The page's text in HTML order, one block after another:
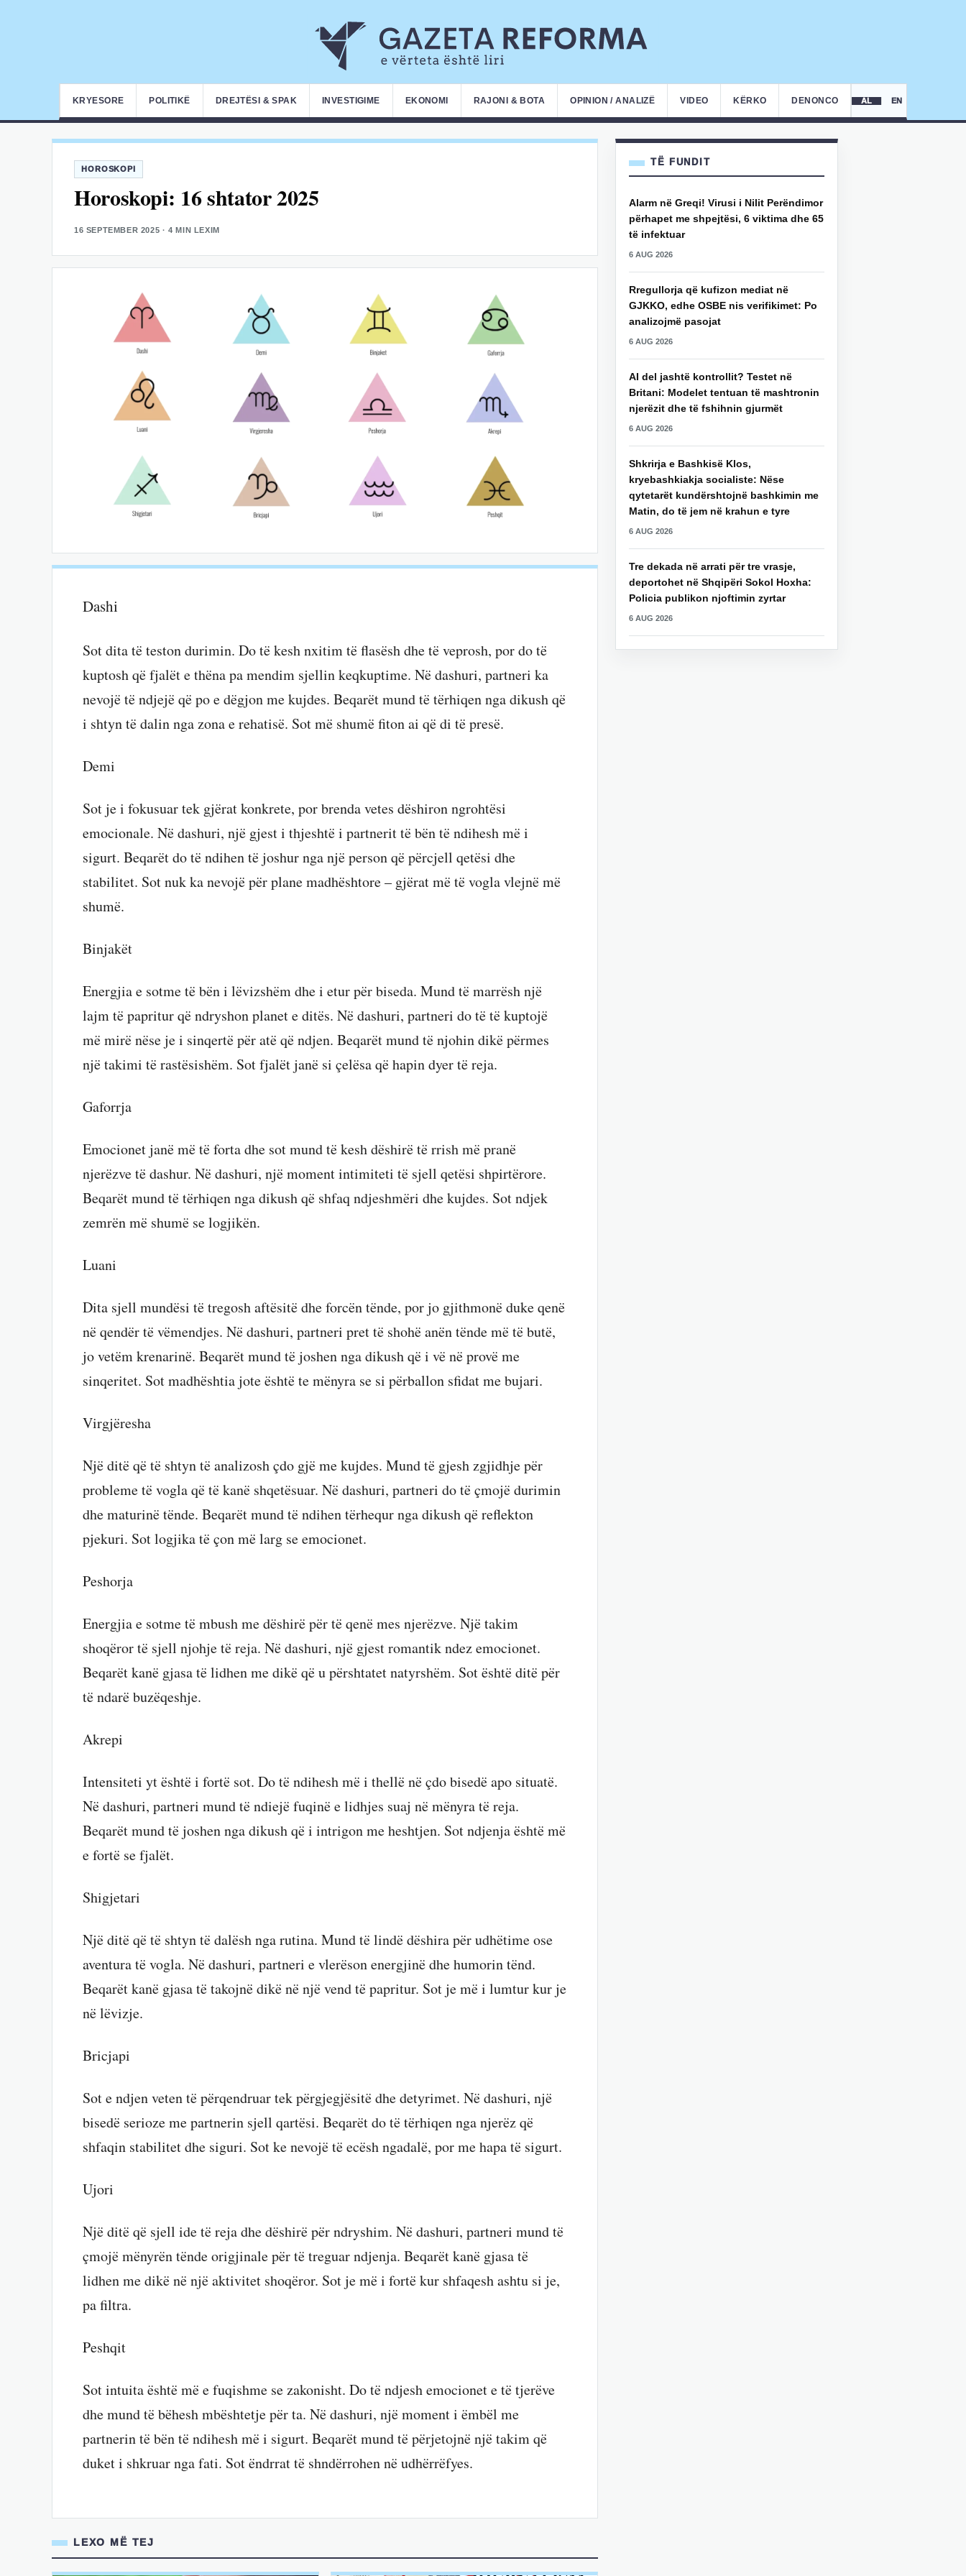
KRYESORE POLITIKË DREJTËSI & SPAK INVESTIGIME EKONOMI RAJONI & BOTA OPINION / ANALIZË VIDEO KËRKO DENONCO AL EN
HOROSKOPI
Horoskopi: 16 shtator 2025
16 SEPTEMBER 2025 · 4 MIN LEXIM
Dashi
Sot dita të teston durimin. Do të kesh nxitim të flasësh dhe të veprosh, por do të
kuptosh që fjalët e thëna pa mendim sjellin keqkuptime. Në dashuri, partneri ka
nevojë të ndjejë që po e dëgjon me kujdes. Beqarët mund të tërhiqen nga dikush që
i shtyn të dalin nga zona e rehatisë. Sot më shumë fiton ai që di të presë.
Demi
Sot je i fokusuar tek gjërat konkrete, por brenda vetes dëshiron ngrohtësi
emocionale. Në dashuri, një gjest i thjeshtë i partnerit të bën të ndihesh më i
sigurt. Beqarët do të ndihen të joshur nga një person që përcjell qetësi dhe
stabilitet. Sot nuk ka nevojë për plane madhështore – gjërat më të vogla vlejnë më
shumë.
Binjakët
Energjia e sotme të bën i lëvizshëm dhe i etur për biseda. Mund të marrësh një
lajm të papritur që ndryshon planet e ditës. Në dashuri, partneri do të të kuptojë
më mirë nëse je i sinqertë për atë që ndjen. Beqarët mund të njohin dikë përmes
një takimi të rastësishëm. Sot fjalët janë si çelësa që hapin dyer të reja.
Gaforrja
Emocionet janë më të forta dhe sot mund të kesh dëshirë të rrish më pranë
njerëzve të dashur. Në dashuri, një moment intimiteti të sjell qetësi shpirtërore.
Beqarët mund të tërhiqen nga dikush që shfaq ndjeshmëri dhe kujdes. Sot ndjek
zemrën më shumë se logjikën.
Luani
Dita sjell mundësi të tregosh aftësitë dhe forcën tënde, por jo gjithmonë duke qenë
në qendër të vëmendjes. Në dashuri, partneri pret të shohë anën tënde më të butë,
jo vetëm krenarinë. Beqarët mund të joshen nga dikush që i vë në provë me
sinqeritet. Sot madhështia jote është te mënyra se si përballon sfidat me bujari.
Virgjëresha
Një ditë që të shtyn të analizosh çdo gjë me kujdes. Mund të gjesh zgjidhje për
probleme të vogla që të kanë shqetësuar. Në dashuri, partneri do të çmojë durimin
dhe maturinë tënde. Beqarët mund të ndihen tërhequr nga dikush që reflekton
pjekuri. Sot logjika të çon më larg se emocionet.
Peshorja
Energjia e sotme të mbush me dëshirë për të qenë mes njerëzve. Një takim
shoqëror të sjell njohje të reja. Në dashuri, një gjest romantik ndez emocionet.
Beqarët kanë gjasa të lidhen me dikë që u përshtatet natyrshëm. Sot është ditë për
të ndarë buzëqeshje.
Akrepi
Intensiteti yt është i fortë sot. Do të ndihesh më i thellë në çdo bisedë apo situatë.
Në dashuri, partneri mund të ndiejë fuqinë e lidhjes suaj në mënyra të reja.
Beqarët mund të joshen nga dikush që i intrigon me heshtjen. Sot ndjenja është më
e fortë se fjalët.
Shigjetari
Një ditë që të shtyn të dalësh nga rutina. Mund të lindë dëshira për udhëtime ose
aventura të vogla. Në dashuri, partneri e vlerëson energjinë dhe humorin tënd.
Beqarët kanë gjasa të takojnë dikë në një vend të papritur. Sot je më i lumtur kur je
në lëvizje.
Bricjapi
Sot e ndjen veten të përqendruar tek përgjegjësitë dhe detyrimet. Në dashuri, një
bisedë serioze me partnerin sjell qartësi. Beqarët do të tërhiqen nga njerëz që
shfaqin stabilitet dhe siguri. Sot ke nevojë të ecësh ngadalë, por me hapa të sigurt.
Ujori
Një ditë që sjell ide të reja dhe dëshirë për ndryshim. Në dashuri, partneri mund të
çmojë mënyrën tënde origjinale për të treguar ndjenja. Beqarët kanë gjasa të
lidhen me dikë në një aktivitet shoqëror. Sot je më i fortë kur shfaqesh ashtu si je,
pa filtra.
Peshqit
Sot intuita është më e fuqishme se zakonisht. Do të ndjesh emocionet e të tjerëve
dhe mund të bëhesh mbështetje për ta. Në dashuri, një moment i ëmbël me
partnerin të bën të ndihesh më i sigurt. Beqarët mund të përjetojnë një takim që
duket i shkruar nga fati. Sot ëndrrat të shndërrohen në udhërrëfyes.
LEXO MË TEJ
TË FUNDIT
Alarm në Greqi! Virusi i Nilit Perëndimor
përhapet me shpejtësi, 6 viktima dhe 65
të infektuar
6 AUG 2026
Rregullorja që kufizon mediat në
GJKKO, edhe OSBE nis verifikimet: Po
analizojmë pasojat
6 AUG 2026
AI del jashtë kontrollit? Testet në
Britani: Modelet tentuan të mashtronin
njerëzit dhe të fshihnin gjurmët
6 AUG 2026
Shkrirja e Bashkisë Klos,
kryebashkiakja socialiste: Nëse
qytetarët kundërshtojnë bashkimin me
Matin, do të jem në krahun e tyre
6 AUG 2026
Tre dekada në arrati për tre vrasje,
deportohet në Shqipëri Sokol Hoxha:
Policia publikon njoftimin zyrtar
6 AUG 2026